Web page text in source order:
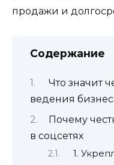
продажи и
Содержание
Что значит
ведения
Почему
в соцсетях
1.